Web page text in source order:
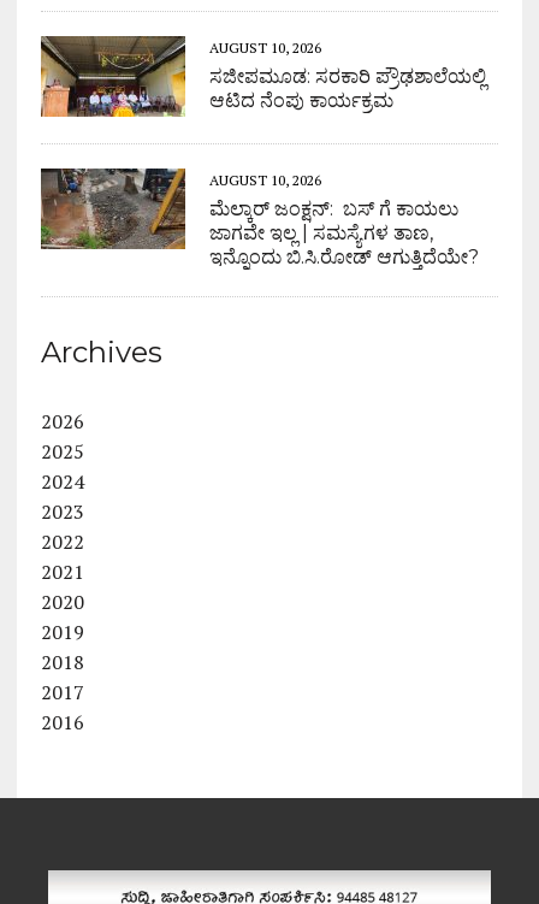
AUGUST 10, 2026
ಸಜೀಪಮೂಡ: ಸರಕಾರಿ ಪ್ರೌಢಶಾಲೆಯಲ್ಲಿ
ಆಟಿದ ನೆಂಪು ಕಾರ್ಯಕ್ರಮ
AUGUST 10, 2026
ಮೆಲ್ಕಾರ್ ಜಂಕ್ಷನ್: ಬಸ್ ಗೆ ಕಾಯಲು
ಜಾಗವೇ ಇಲ್ಲ | ಸಮಸ್ಯೆಗಳ ತಾಣ,
ಇನ್ನೊಂದು ಬಿ.ಸಿ.ರೋಡ್ ಆಗುತ್ತಿದೆಯೇ?
Archives
2026
2025
2024
2023
2022
2021
2020
2019
2018
2017
2016